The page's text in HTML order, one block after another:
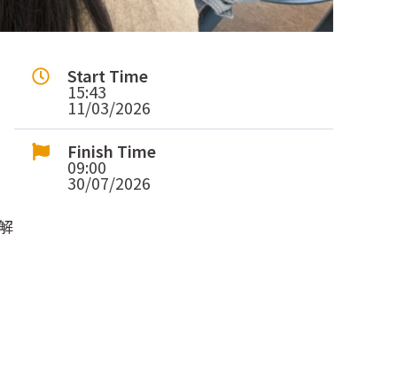
Start Time
15:43
11/03/2026
Finish Time
09:00
30/07/2026